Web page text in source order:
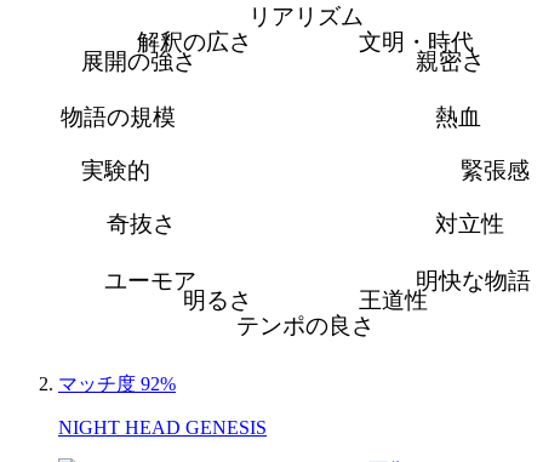
リアリズム
文明・時代
親密さ
熱血
緊張感
対立性
明快な物語
王道性
テンポの良さ
明るさ
ユーモア
奇抜さ
実験的
物語の規模
展開の強さ
解釈の広さ
マッチ度 92%
NIGHT HEAD GENESIS